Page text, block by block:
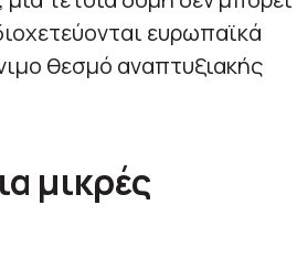
ευρωπαϊκά
θεσμό αναπτυξιακής
μικρές